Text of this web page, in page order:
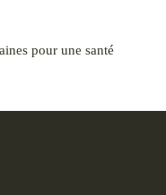
pour une santé